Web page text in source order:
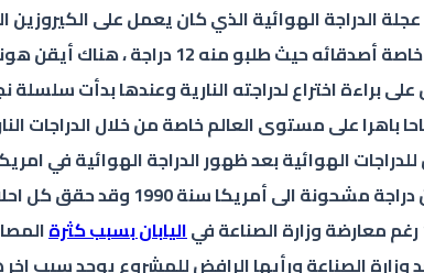
الدراجة الهوائية الذي كان يعمل على الكيروزين
وأعجب الجميع في البداية بهذه
وحصل على براءة اختراع لدراجته النارية وعندها بدأت
اليابان بسبب كثرة